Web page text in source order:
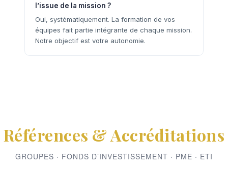
l’issue de la mission ?
Oui, systématiquement. La formation de vos
équipes fait partie intégrante de chaque mission.
Notre objectif est votre autonomie.
Références & Accréditations
GROUPES · FONDS D’INVESTISSEMENT · PME · ETI